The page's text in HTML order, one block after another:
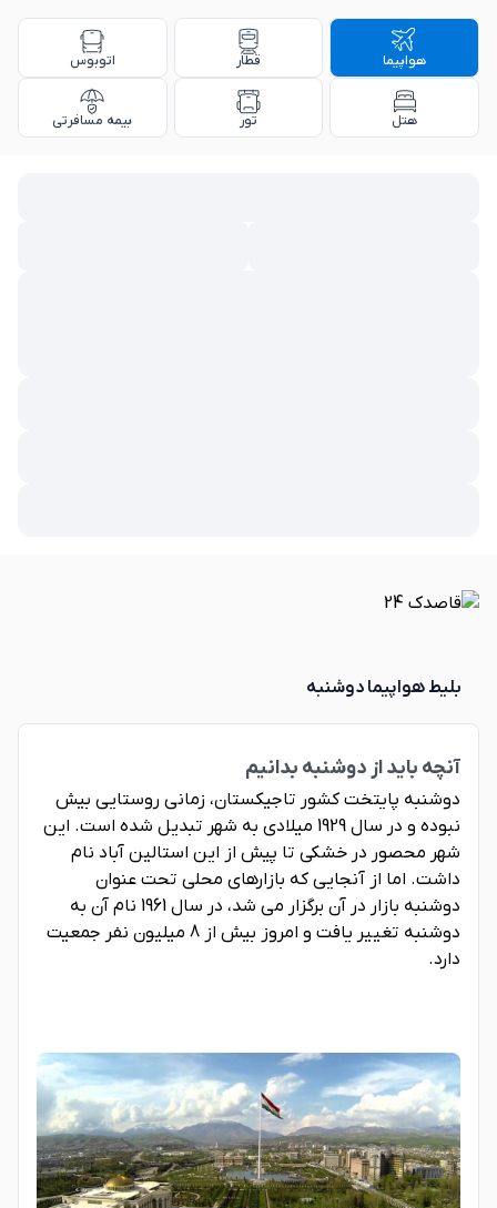
هواپیما قطار اتوبوس
هتل تور بیمه مسافرتی
بلیط هواپیما دوشنبه
آنچه باید از دوشنبه بدانیم
دوشنبه پایتخت کشور تاجیکستان، زمانی روستایی بیش
نبوده و در سال 1929 میلادی به شهر تبدیل شده است. این
شهر محصور در خشکی تا پیش از این استالین آباد نام
داشت. اما از آنجایی که بازارهای محلی تحت عنوان
دوشنبه بازار در آن برگزار می شد، در سال 1961 نام آن به
دوشنبه تغییر یافت و امروز بیش از 8 میلیون نفر جمعیت
دارد.